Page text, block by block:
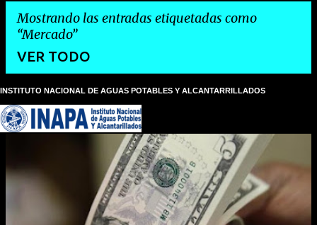
Mostrando las entradas etiquetadas como
Mercado
VER TODO
n
t
r
INSTITUTO NACIONAL DE AGUAS POTABLES Y ALCANTARRILLADOS